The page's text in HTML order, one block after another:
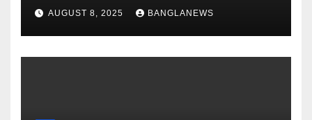
AUGUST 8, 2025 BANGLANEWS